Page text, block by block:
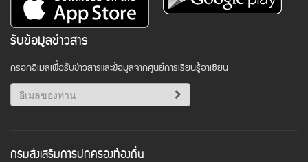
รับข้อมูลข่าวสาร
กรอกอีเมลเพื่อรับข่าวสารและข้อมูลจากศูนย์การเรียนรู้อาเซียน
กรมส่งเสริมการปกครองท้องถิ่น